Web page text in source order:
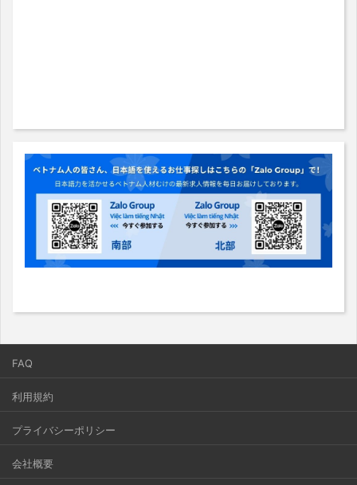
FAQ
利用規約
プライバシーポリシー
会社概要